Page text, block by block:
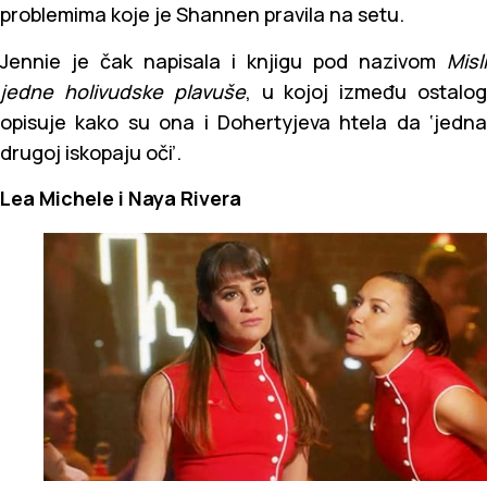
problemima koje je Shannen pravila na setu.
Jennie je čak napisala i knjigu pod nazivom Misli
jedne holivudske plavuše, u kojoj između ostalog
opisuje kako su ona i Dohertyjeva htela da ‘jedna
drugoj iskopaju oči’.
Lea Michele i Naya Rivera